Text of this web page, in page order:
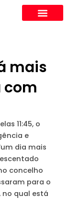
mais
com
11:45, o
e
dia mais
concelho
para o
no qual está